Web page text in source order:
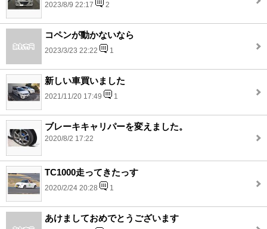
2023/8/9 22:17 2
コペンが動かないなら
2023/3/23 22:22 1
新しい車買いました
2021/11/20 17:49 1
ブレーキキャリパーを変えました。
2020/8/2 17:22
TC1000走ってきたっす
2020/2/24 20:28 1
あけましておめでとうございます